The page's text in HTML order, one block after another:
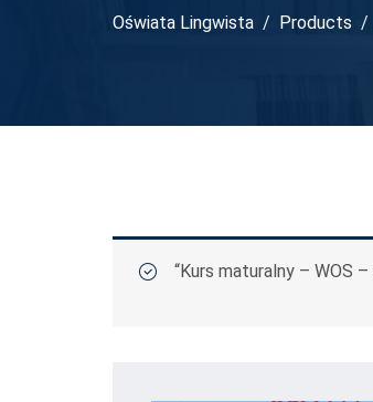
Oświata Lingwista Products
“Kurs maturalny – WOS